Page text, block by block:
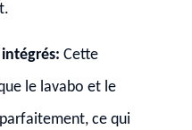
Cette
le lavabo et le
ce qui